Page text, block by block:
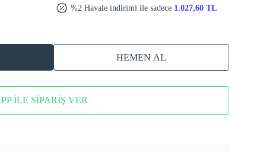
%2 Havale indirimi ile sadece 1.027,60 TL
HEMEN AL
İLE SİPARİŞ VER